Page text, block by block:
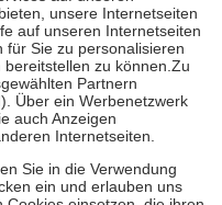
für Online-Apotheken.
beträgt die
zehn Euro je
ihre eigene Gesundheit zu
Familie zu unterstützen,
18. Lebensjahr